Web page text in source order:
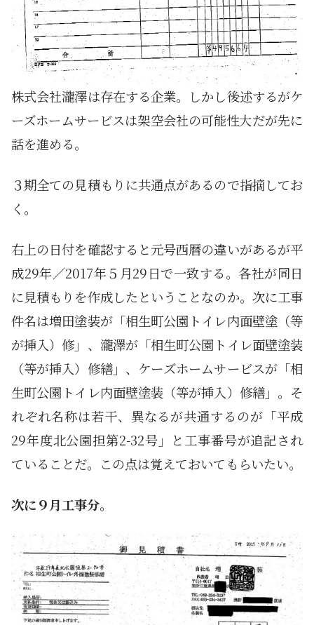
株式会社瀧澤は存在する企業。しかし後述するがケ
ーズホームサービスは架空会社の可能性大だが先に
話を進める。
３期全ての見積もりに共通点があるので指摘してお
く。
右上の日付を確認すると元号西暦の違いがあるが平
成29年／2017年５月29日で一致する。各社が同日
に見積もりを作成したということなのか。次に工事
件名は増田塗装が「相生町公園トイレ内面壁塗（等
が挿入）修」、瀧澤が「相生町公園トイレ面壁塗装
（等が挿入）修繕」、ケーズホームサービスが「相
生町公園トイレ内面壁塗装（等が挿入）修繕」。そ
れぞれ名称は若干、異なるが共通するのが「平成
29年度北公園担第2-32号」と工事番号が追記され
ていることだ。この点は覚えておいてもらいたい。
次に９月工事分。